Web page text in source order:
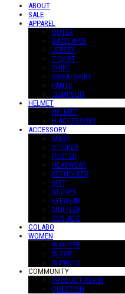
ABOUT
SALE
APPAREL
OUTER
BASELAYER
JERSEY
T-SHIRT
SHIRT
SWEATSHIRT
PANTS
JUMPSUIT
HELMET
HELMET
H-ACCESSORY
ACCESSORY
MASK
STICKER
POSTER
HEADWEAR
KEYHOLDER
BELT
GLOVES
EYEWEAR
MUFFLER
SUS-ACC
COLABO
WOMEN
W-OUTER
W-TOP
W-PANTS
COMMUNITY
PRODUCT REVIW
QUESTION